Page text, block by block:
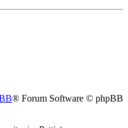
® Forum Software © phpBB